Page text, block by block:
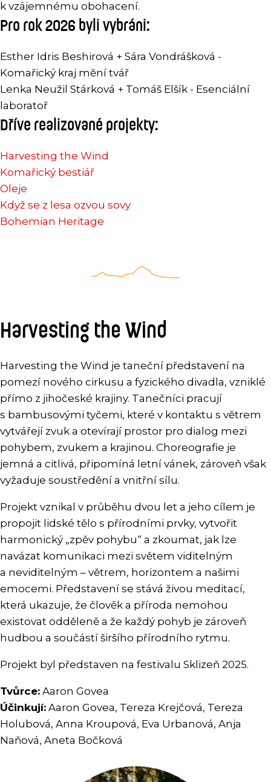
k vzájemnému obohacení.
Pro rok 2026 byli vybráni:
Esther Idris Beshirová + Sára Vondrášková -
Komařický kraj mění tvář
Lenka Neužil Stárková + Tomáš Elšík - Esenciální
laboratoř
Dříve realizované projekty:
Harvesting the Wind
Komařický bestiář
Oleje
Když se z lesa ozvou sovy
Bohemian Heritage
Harvesting the Wind
Harvesting the Wind je taneční představení na
pomezí nového cirkusu a fyzického divadla, vzniklé
přímo z jihočeské krajiny. Tanečníci pracují
s bambusovými tyčemi, které v kontaktu s větrem
vytvářejí zvuk a otevírají prostor pro dialog mezi
pohybem, zvukem a krajinou. Choreografie je
jemná a citlivá, připomíná letní vánek, zároveň však
vyžaduje soustředění a vnitřní sílu.
Projekt vznikal v průběhu dvou let a jeho cílem je
propojit lidské tělo s přírodními prvky, vytvořit
harmonický „zpěv pohybu“ a zkoumat, jak lze
navázat komunikaci mezi světem viditelným
a neviditelným – větrem, horizontem a našimi
emocemi. Představení se stává živou meditací,
která ukazuje, že člověk a příroda nemohou
existovat odděleně a že každý pohyb je zároveň
hudbou a součástí širšího přírodního rytmu.
Projekt byl představen na festivalu Sklizeň 2025.
Tvůrce: Aaron Govea
Účinkují: Aaron Govea, Tereza Krejčová, Tereza
Holubová, Anna Kroupová, Eva Urbanová, Anja
Naňová, Aneta Bočková